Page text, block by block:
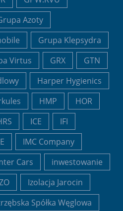
Azoty
Grupa Klepsydra
Virtus GRX
GTN
Harper Hygienics
HMP
HOR
ICE
IFI
IMC Company
Cars
inwestowanie
Izolacja Jarocin
Spółka Węglowa